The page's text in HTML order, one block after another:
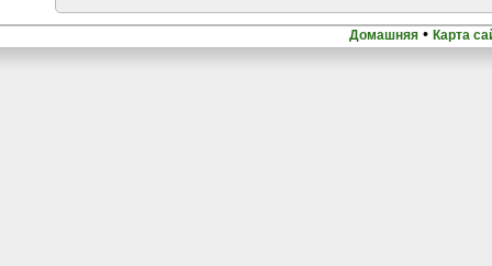
Домашняя • Карта